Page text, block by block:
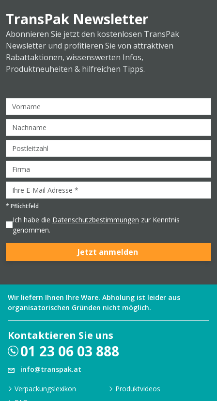
TransPak Newsletter
Abonnieren Sie jetzt den kostenlosen TransPak
Newsletter und profitieren Sie von attraktiven
Rabattaktionen, wissenswerten Infos,
Produktneuheiten & hilfreichen Tipps.
* Pflichtfeld
Ich habe die Datenschutzbestimmungen zur Kenntnis
genommen.
Jetzt anmelden
Wir liefern Ihnen Ihre Ware. Abholung ist leider aus
organisatorischen Gründen nicht möglich.
Kontaktieren Sie uns
01 23 06 03 888
info@transpak.at
Verpackungslexikon
Produktvideos